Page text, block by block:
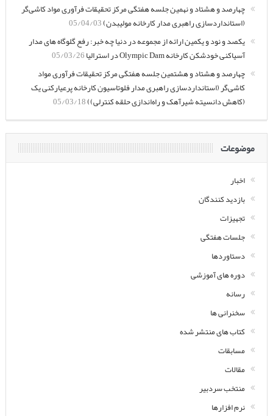
چهارصد و هشتاد و نهمین جلسه هفتگی مرکز تحقیقات فرآوری مواد کاشی‌گر
(استانداردسازی راهبری مدار کارخانه مولیبدن)05/04/03
یکصد و نود و یکمین ارائه از مجموعه در دنیا چه خبر: رفع گلوگاه های مدار
آسیاکنی خودشکن کارخانه Olympic Dam در استرالیا
05/03/26
چهارصد و هشتاد و هشتمین جلسه هفتگی مرکز تحقیقات فرآوری مواد
کاشی‌گر (استانداردسازی راهبری مدار فلوتاسیون کارخانه پرعیارکنی یک
(کاهش دانسیته شیرآهک و راه‌اندازی حلقه کنترلی))05/03/18
موضوعات
اخبار
بازدید کنندگان
تجهیزات
جلسات هفتگی
دستاوردها
دوره های آموزشی
رسانه
سخنرانی ها
کتاب های منتشر شده
مسابقات
مقالات
منتخب سردبیر
نرم افزارها